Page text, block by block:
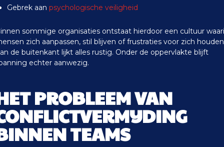
Gebrek aan psychologische veiligheid
sommige organisaties ontstaat hierdoor een cultuur
zich aanpassen, stil blijven of frustraties voor zich
de buitenkant lijkt alles rustig. Onder de oppervlakte blijft
echter aanwezig.
PROBLEEM VAN
TEAMS